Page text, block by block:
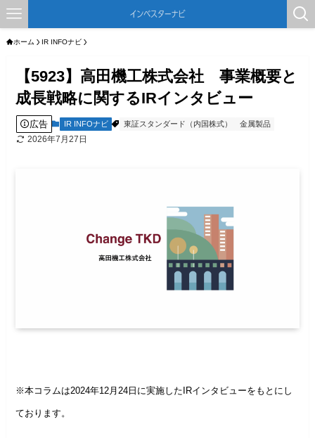
ホーム IR INFOナビ
【5923】高田機工株式会社 事業概要と
成長戦略に関するIRインタビュー
広告 IR INFOナビ 東証スタンダード（内国株式） 金属製品
2026年7月27日
※本コラムは2024年12月24日に実施したIRインタビューをもとにし
ております。